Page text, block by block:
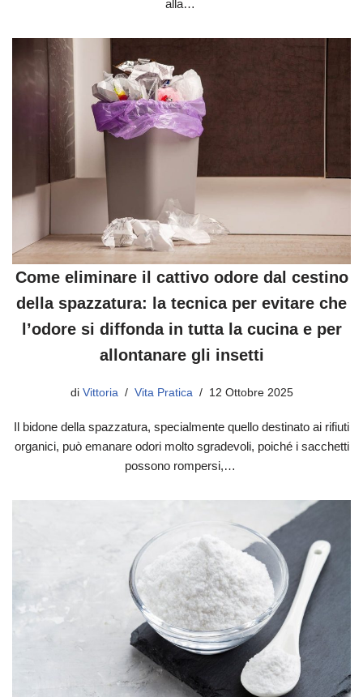
alla…
Come eliminare il cattivo odore dal cestino
della spazzatura: la tecnica per evitare che
l’odore si diffonda in tutta la cucina e per
allontanare gli insetti
di Vittoria Vita Pratica 12 Ottobre 2025
Il bidone della spazzatura, specialmente quello destinato ai rifiuti
organici, può emanare odori molto sgradevoli, poiché i sacchetti
possono rompersi,…